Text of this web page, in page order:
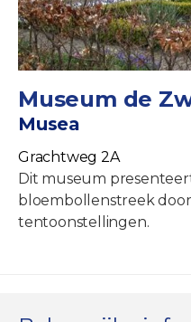
Museum de
Musea
Grachtweg 2A
Dit museum
bloembollenstreek
tentoonstellingen.